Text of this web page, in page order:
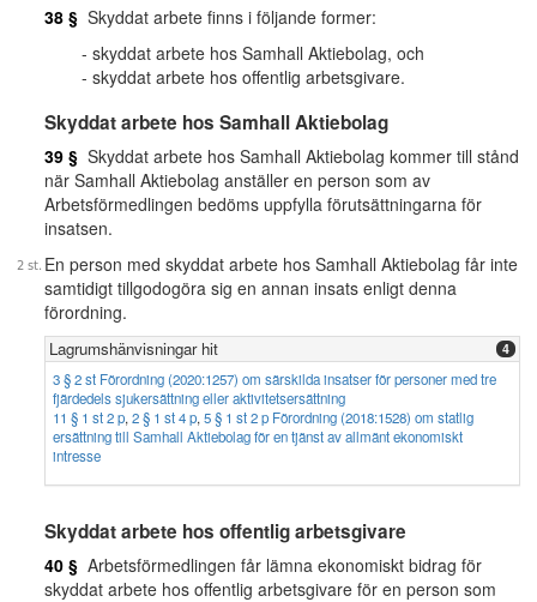
38 § Skyddat arbete finns i följande former:
skyddat arbete hos Samhall Aktiebolag, och
skyddat arbete hos offentlig arbetsgivare.
Skyddat arbete hos Samhall Aktiebolag
39 § Skyddat arbete hos Samhall Aktiebolag kommer till stånd
när Samhall Aktiebolag anställer en person som av
Arbetsförmedlingen bedöms uppfylla förutsättningarna för
insatsen.
En person med skyddat arbete hos Samhall Aktiebolag får inte
samtidigt tillgodogöra sig en annan insats enligt denna
förordning.
Lagrumshänvisningar hit 4
3 § 2 st Förordning (2020:1257) om särskilda insatser för personer med tre
fjärdedels sjukersättning eller aktivitetsersättning
11 § 1 st 2 p, 2 § 1 st 4 p, 5 § 1 st 2 p Förordning (2018:1528) om statlig
ersättning till Samhall Aktiebolag för en tjänst av allmänt ekonomiskt
intresse
Skyddat arbete hos offentlig arbetsgivare
40 § Arbetsförmedlingen får lämna ekonomiskt bidrag för
skyddat arbete hos offentlig arbetsgivare för en person som